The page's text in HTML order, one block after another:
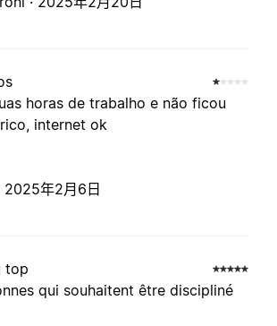
horas de trabalho e não ficou
internet ok
2025年2月6日
top
qui souhaitent être discipliné